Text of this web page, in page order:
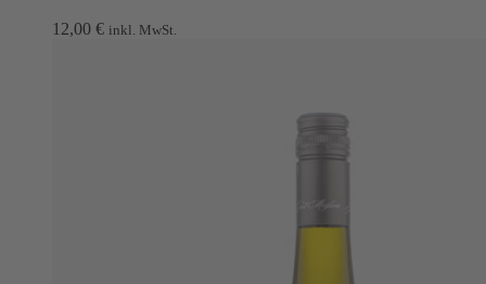
12,00 € inkl. MwSt.